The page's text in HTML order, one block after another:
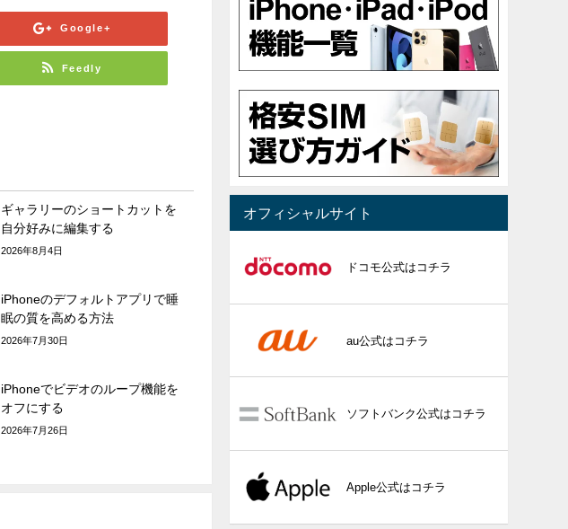
Google+
Feedly
ギャラリーのショートカットを
自分好みに編集する
2026年8月4日
iPhoneのデフォルトアプリで睡
眠の質を高める方法
2026年7月30日
iPhoneでビデオのループ機能を
オフにする
2026年7月26日
オフィシャルサイト
ドコモ公式はコチラ
au公式はコチラ
ソフトバンク公式はコチラ
Apple公式はコチラ